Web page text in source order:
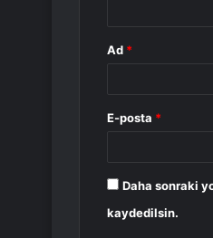
Ad *
E-posta *
Daha sonraki
kaydedilsin.